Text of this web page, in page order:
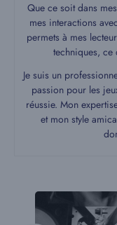
Que ce soit dans
mes interactions
permets à mes
techniques,
Je suis un
passion pour les
réussie. Mon
et mon style